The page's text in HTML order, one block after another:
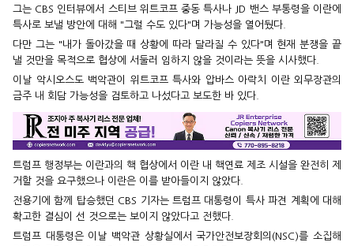
그는 CBS 인터뷰에서 스티브 위트코프 중동 특사나 JD 밴스 부통령을 이란에
특사로 보낼 방안에 대해 "그럴 수도 있다"며 가능성을 열어뒀다.
다만 그는 "내가 돌아갔을 때 상황에 따라 달라질 수 있다"며 현재 분쟁을 끝
낼 것만을 목적으로 협상에 서둘러 임하지 않을 것이라는 뜻을 시사했다.
이날 악시오스도 백악관이 위트코프 특사와 압바스 아락치 이란 외무장관의
금주 내 회담 가능성을 검토하고 나섰다고 보도한 바 있다.
트럼프 행정부는 이란과의 핵 협상에서 이란 내 핵연료 제조 시설을 완전히 제
거할 것을 요구했으나 이란은 이를 받아들이지 않았다.
전용기에 함께 탑승했던 CBS 기자는 트럼프 대통령이 특사 파견 계획에 대해
확고한 결심이 선 것으로는 보이지 않았다고 전했다.
트럼프 대통령은 이날 백악관 상황실에서 국가안전보장회의(NSC)를 소집해